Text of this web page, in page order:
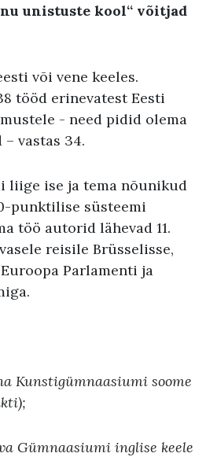
unistuste kool“ võitjad
või vene keeles.
tööd erinevatest Eesti
- need pidid olema
vastas 34.
liige ise ja tema nõunikud
punktilise süsteemi
töö autorid lähevad 11.
reisile Brüsselisse,
Parlamenti ja
Kunstigümnaasiumi soome
Gümnaasiumi inglise keele